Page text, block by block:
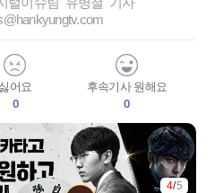
싫어요
0
후속기사 원해요
0
4/5